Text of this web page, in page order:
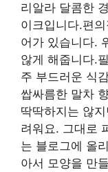
리알라 달콤한
이크입니다.편
어가 있습니다.
않게 해줍니다.
주 부드러운 식
쌉싸름한 말차
딱딱하지는 않
려워요. 그대로
는 블로그에 올
아서 모양을 만